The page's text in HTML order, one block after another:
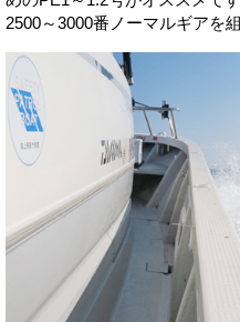
2500～3000番ノーマルギアを